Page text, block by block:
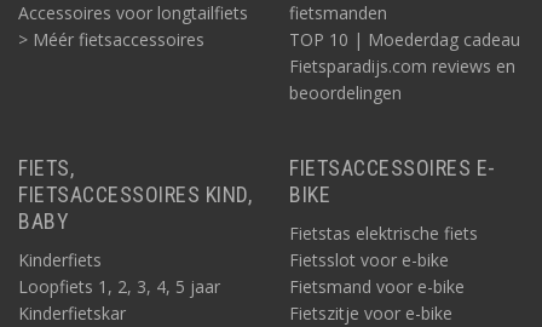
Accessoires voor longtailfiets
> Méér fietsaccessoires
fietsmanden
TOP 10 | Moederdag cadeau
Fietsparadijs.com reviews en
beoordelingen
FIETS,
FIETSACCESSOIRES KIND,
BABY
Kinderfiets
Loopfiets 1, 2, 3, 4, 5 jaar
Kinderfietskar
FIETSACCESSOIRES E-
BIKE
Fietstas elektrische fiets
Fietsslot voor e-bike
Fietsmand voor e-bike
Fietszitje voor e-bike